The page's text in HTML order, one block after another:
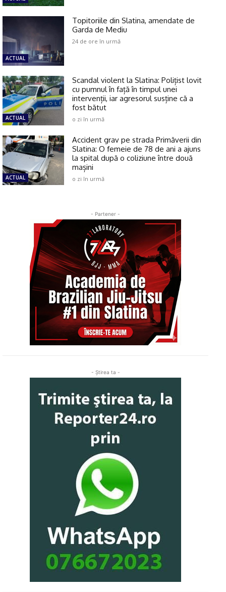
ACTUAL
Topitoriile din Slatina, amendate de
Garda de Mediu
24 de ore în urmă
ACTUAL
Scandal violent la Slatina: Polițist lovit
cu pumnul în față în timpul unei
intervenții, iar agresorul susține că a
fost bătut
o zi în urmă
ACTUAL
Accident grav pe strada Primăverii din
Slatina: O femeie de 78 de ani a ajuns
la spital după o coliziune între două
mașini
o zi în urmă
- Partener -
- Ştirea ta -